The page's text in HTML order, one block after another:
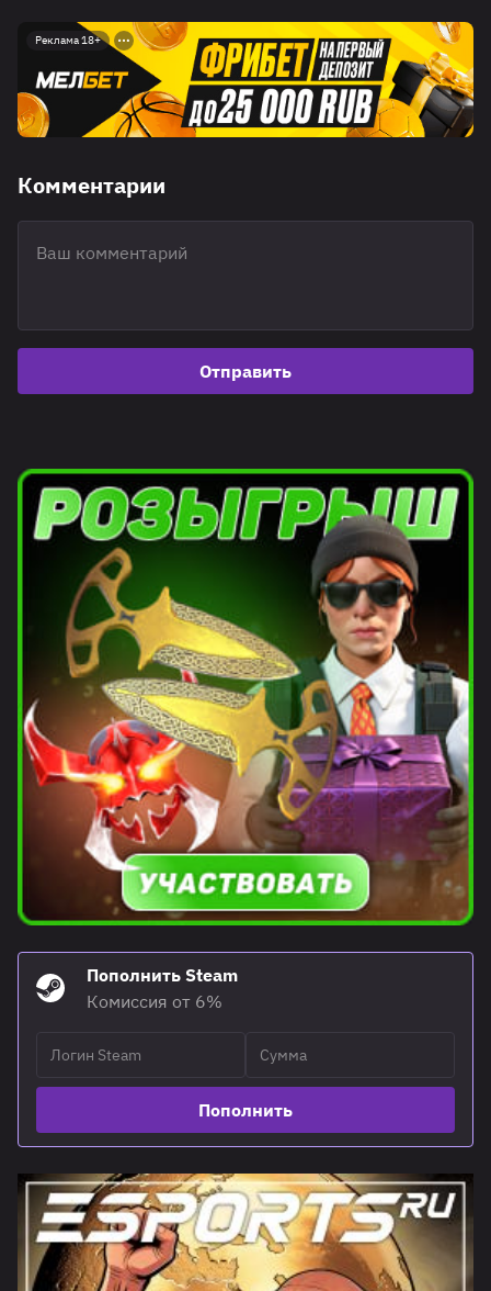
Реклама 18+
Комментарии
Отправить
Пополнить Steam
Комиссия от 6%
Пополнить